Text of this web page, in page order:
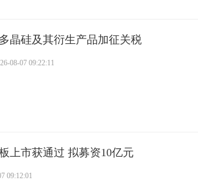
晶硅及其衍生产品加征关税
08-07 09:22:11
上市获通过 拟募资10亿元
09:12:01